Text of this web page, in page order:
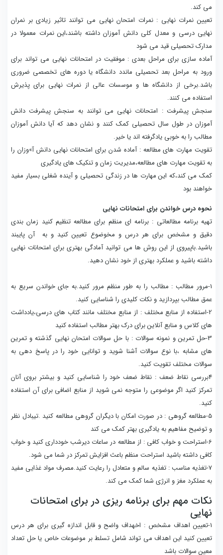
می کند.
تعیین نمرات نهایی : نمرات امتحان نهایی می توانند تاثیر زیادی بر نمران
نهایی درسی و معدل کلی دانش آموزان داشته باشند،این نمرات معمولا در
مدارک تحصیلی قید می شود
آماده سازی برای مراحل بعدی : موفقیت در امتحانات نهایی می تواند برای
ورود به مراحل بعد تحصیلی ماندد دانشگاه یا دوره های تخصصی ضروری
باشد.برخی از دانشگاه ها و موسسات عالی از نمرات نهایی برای پذیرش
استفاده می کنند.
سنجش پیشرفت : امتحانات نهایی می توانند به سنجش پیشرفت دانش
آموزان در طول سال تحصیلی کمک کنند و نشان دهد که آیا دانش آموزان
مطالب را به خوبی یادگرفته اند یا خیر.
تقویت مهارت های مطالعه : آماده شدن برای امتحانات نهایی دانش آ»وزان را
به تقویت مهارت های مطالعه،مدیریت زمان و تنکیک های یادگیری
کمک می کند،که این مهارت ها در زندگی تحصیلی و آینده شغلی بسیار مفید
خواهند بود
نحوه درس خواندن برای امتحانات نهایی
تهیه برنامه مطالعاتی : برنامه ای منظم برای مطالعه تنظیم کنید زمان بندی
دقیق و مشخص برای هر درس و مخوضوع تعیین کنید و به آن پایبند
باشید.باپیروی از این روش ها می توانید آمادگی بهتری برای امتحانات نهایی
داشته باشید و عملکرد بهتری از خود نشان دهید.
1-مرور مطالب : مطالب را به طور منظم مرور کنید.به جای خواندن سریع به
عمق مطالب بپردازید و نکات کلیدی را شناسایی کنید.
2-استفاده از منابع مختلف : از منابع مختلف مانند کتاب های درسی،یادداشت
های کلاس و منابع آنلاین برای درک بهتر مطالب استفاده کنید
3-حل تمرین و نمونه سوالات : با حل سوالات امتحان نهایی گذشته و تمرین
های مشابه ،با نوع سوالات آشنا شوید و توانایی خود را در پاسخ دهی به
سوالات مختلف تقویت کنید.
4بررسی نقاط ضعف : نقاط ضعف خود را شناسایی کنید و بیشتر بروی آنان
تمرکز کنید اگر موضوعی را متوجه نمی شوید از منابع اضافی برای آن استفاده
کنید.
5-مطالعه گروهی : در صورت امکان با دیگران گروهی مطالعه کنید .تیبادل نظر
و توضیح مفاهیم به یادگیری بهتر کمک می کند
6-استراحت و خواب کافی : از مطالعه در ساعات دیرشب خودداری کنید و خواب
کافی داشته باشید استراحت منظم باعث افزایش تمرکز در شما می شود.
7-تغذیه مناسب : تغذیه سالم و متعادل را رعایت کنید.مصرف مواد غذایی مفید
به عملکرد مغز و انرژی شما کمک می کند.
نکات مهم برای برنامه ریزی در برای امتحانات
نهایی
1-تعیین اهداف مشخص : اخهداف واضح و قابل اندازه گیری برای هر درس
تعیین کنید این اهداف می تواند شامل تسلط بر موضوعات خاص یا حل تعداد
معین سوالات باشد